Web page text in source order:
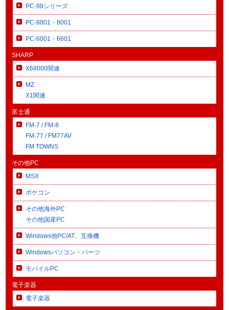
PC-98シリーズ
PC-8801・8001
PC-6001・6601
SHARP
X68000関連
MZ
X1関連
富士通
FM-7 / FM-8
FM-77 / FM77AV
FM TOWNS
その他PC
MSX
ポケコン
その他海外PC
その他国産PC
Windows他PC/AT、互換機
Windowsパソコン・パーツ
モバイルPC
電子楽器
電子楽器